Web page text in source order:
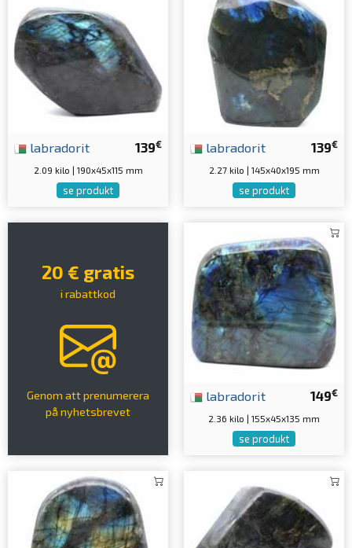
139€
labradorit
2.09 kilo | 190x45x115 mm
se produkt
139€
labradorit
2.27 kilo | 145x40x195 mm
se produkt
20 € gratis
i rabattkod
Genom att prenumerera
på nyhetsbrevet
149€
labradorit
2.36 kilo | 155x45x135 mm
se produkt